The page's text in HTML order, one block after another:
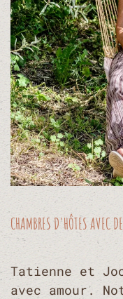
CHAMBRES D'HÔTES AVEC
Tatienne et
avec amour.